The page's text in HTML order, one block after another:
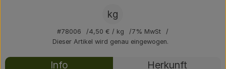
Brodowin besuchen
kg
#78006 4,50 €/ kg
7% MwSt
Dieser Artikel wird genau eingewogen.
Rezepte
Info Herkunft